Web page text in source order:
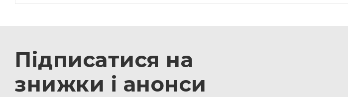
Підписатися на
знижки і анонси